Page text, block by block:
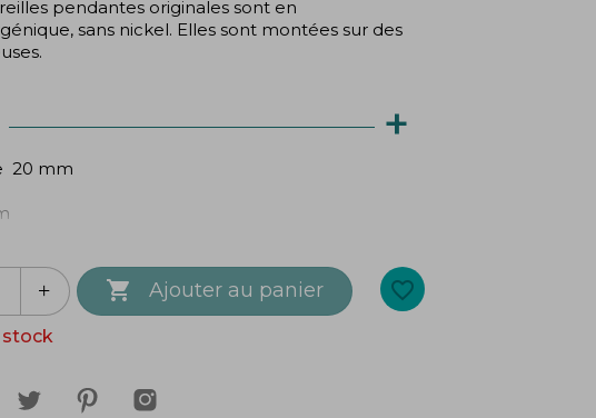
pendantes originales sont en
sans nickel. Elles sont montées sur des
+
20 mm
normes européennes.
 Ajouter au panier
favorite_border
stock